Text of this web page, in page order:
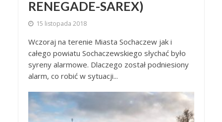
RENEGADE-SAREX)
15 listopada 2018
Wczoraj na terenie Miasta Sochaczew jak i
całego powiatu Sochaczewskiego słychać było
syreny alarmowe. Dlaczego został podniesiony
alarm, co robić w sytuacji...